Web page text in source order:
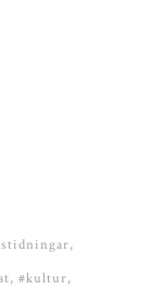
#kultur